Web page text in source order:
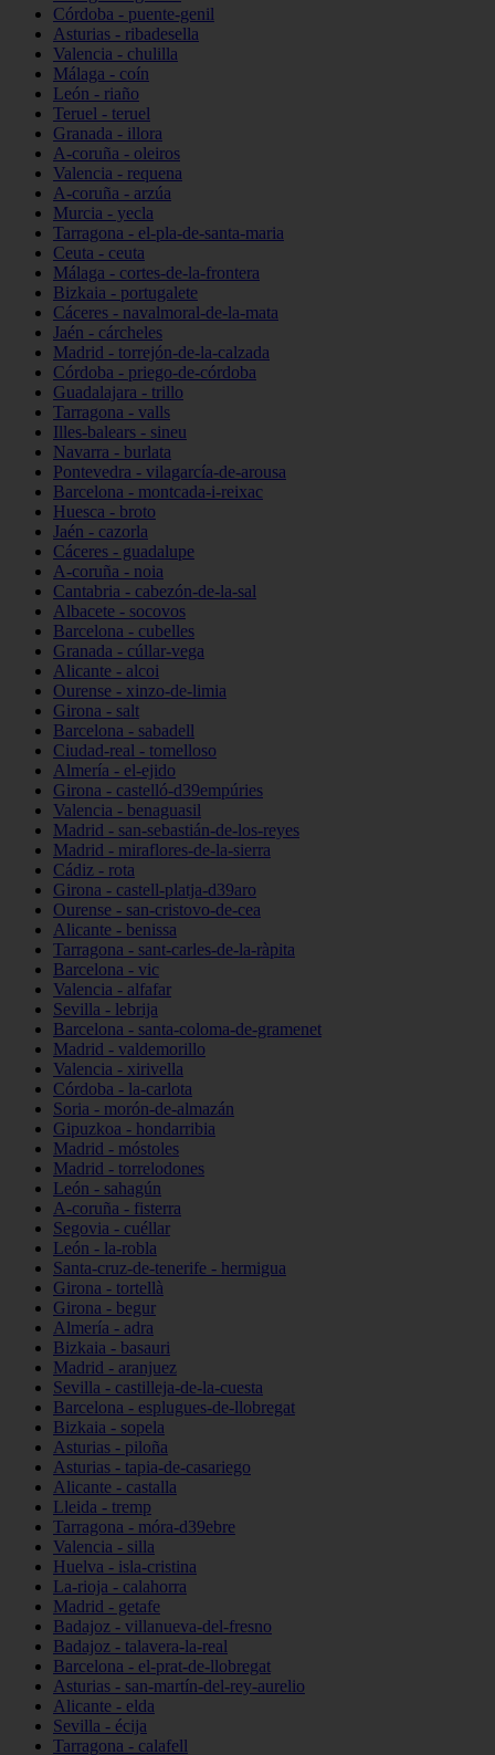
Córdoba - puente-genil
Asturias - ribadesella
Valencia - chulilla
Málaga - coín
León - riaño
Teruel - teruel
Granada - illora
A-coruña - oleiros
Valencia - requena
A-coruña - arzúa
Murcia - yecla
Tarragona - el-pla-de-santa-maria
Ceuta - ceuta
Málaga - cortes-de-la-frontera
Bizkaia - portugalete
Cáceres - navalmoral-de-la-mata
Jaén - cárcheles
Madrid - torrejón-de-la-calzada
Córdoba - priego-de-córdoba
Guadalajara - trillo
Tarragona - valls
Illes-balears - sineu
Navarra - burlata
Pontevedra - vilagarcía-de-arousa
Barcelona - montcada-i-reixac
Huesca - broto
Jaén - cazorla
Cáceres - guadalupe
A-coruña - noia
Cantabria - cabezón-de-la-sal
Albacete - socovos
Barcelona - cubelles
Granada - cúllar-vega
Alicante - alcoi
Ourense - xinzo-de-limia
Girona - salt
Barcelona - sabadell
Ciudad-real - tomelloso
Almería - el-ejido
Girona - castelló-d39empúries
Valencia - benaguasil
Madrid - san-sebastián-de-los-reyes
Madrid - miraflores-de-la-sierra
Cádiz - rota
Girona - castell-platja-d39aro
Ourense - san-cristovo-de-cea
Alicante - benissa
Tarragona - sant-carles-de-la-ràpita
Barcelona - vic
Valencia - alfafar
Sevilla - lebrija
Barcelona - santa-coloma-de-gramenet
Madrid - valdemorillo
Valencia - xirivella
Córdoba - la-carlota
Soria - morón-de-almazán
Gipuzkoa - hondarribia
Madrid - móstoles
Madrid - torrelodones
León - sahagún
A-coruña - fisterra
Segovia - cuéllar
León - la-robla
Santa-cruz-de-tenerife - hermigua
Girona - tortellà
Girona - begur
Almería - adra
Bizkaia - basauri
Madrid - aranjuez
Sevilla - castilleja-de-la-cuesta
Barcelona - esplugues-de-llobregat
Bizkaia - sopela
Asturias - piloña
Asturias - tapia-de-casariego
Alicante - castalla
Lleida - tremp
Tarragona - móra-d39ebre
Valencia - silla
Huelva - isla-cristina
La-rioja - calahorra
Madrid - getafe
Badajoz - villanueva-del-fresno
Badajoz - talavera-la-real
Barcelona - el-prat-de-llobregat
Asturias - san-martín-del-rey-aurelio
Alicante - elda
Sevilla - écija
Tarragona - calafell